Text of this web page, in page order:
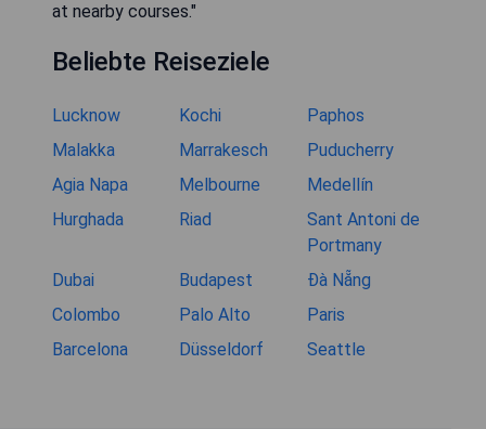
at nearby courses."
Beliebte Reiseziele
Lucknow Kochi
Paphos
Malakka
Marrakesch
Puducherry
Agia Napa
Melbourne
Medellín
Hurghada
Riad
Sant Antoni de
Portmany
Dubai
Budapest
Đà Nẵng
Colombo
Palo Alto
Paris
Barcelona
Düsseldorf Seattle